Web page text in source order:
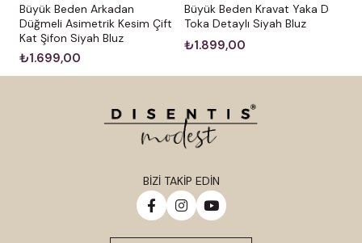
Büyük Beden Arkadan
Düğmeli Asimetrik Kesim Çift
Kat Şifon Siyah Bluz
₺1.699,00
Büyük Beden Kravat Yaka D
Toka Detaylı Siyah Bluz
₺1.899,00
BİZİ TAKİP EDİN